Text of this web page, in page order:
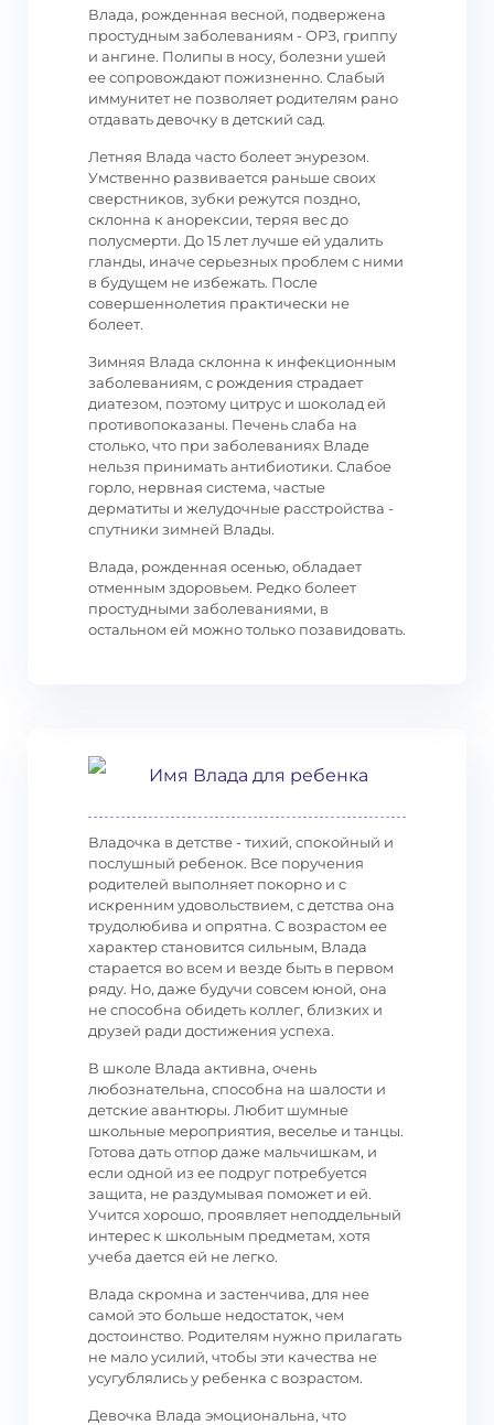
Влада, рожденная весной, подвержена
простудным заболеваниям - ОРЗ, гриппу
и ангине. Полипы в носу, болезни ушей
ее сопровождают пожизненно. Слабый
иммунитет не позволяет родителям рано
отдавать девочку в детский сад.
Летняя Влада часто болеет энурезом.
Умственно развивается раньше своих
сверстников, зубки режутся поздно,
склонна к анорексии, теряя вес до
полусмерти. До 15 лет лучше ей удалить
гланды, иначе серьезных проблем с ними
в будущем не избежать. После
совершеннолетия практически не
болеет.
Зимняя Влада склонна к инфекционным
заболеваниям, с рождения страдает
диатезом, поэтому цитрус и шоколад ей
противопоказаны. Печень слаба на
столько, что при заболеваниях Владе
нельзя принимать антибиотики. Слабое
горло, нервная система, частые
дерматиты и желудочные расстройства -
спутники зимней Влады.
Влада, рожденная осенью, обладает
отменным здоровьем. Редко болеет
простудными заболеваниями, в
остальном ей можно только позавидовать.
Имя Влада для ребенка
Владочка в детстве - тихий, спокойный и
послушный ребенок. Все поручения
родителей выполняет покорно и с
искренним удовольствием, с детства она
трудолюбива и опрятна. С возрастом ее
характер становится сильным, Влада
старается во всем и везде быть в первом
ряду. Но, даже будучи совсем юной, она
не способна обидеть коллег, близких и
друзей ради достижения успеха.
В школе Влада активна, очень
любознательна, способна на шалости и
детские авантюры. Любит шумные
школьные мероприятия, веселье и танцы.
Готова дать отпор даже мальчишкам, и
если одной из ее подруг потребуется
защита, не раздумывая поможет и ей.
Учится хорошо, проявляет неподдельный
интерес к школьным предметам, хотя
учеба дается ей не легко.
Влада скромна и застенчива, для нее
самой это больше недостаток, чем
достоинство. Родителям нужно прилагать
не мало усилий, чтобы эти качества не
усугублялись у ребенка с возрастом.
Девочка Влада эмоциональна, что